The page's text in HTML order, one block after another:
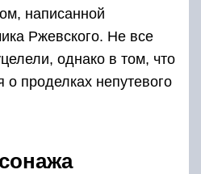
написанной
Ржевского. Не все
однако в том, что
о проделках непутевого